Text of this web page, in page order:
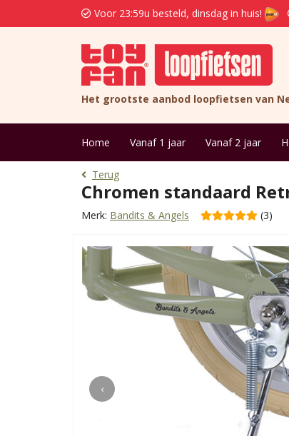
Voor 23:59u besteld, dinsdag in huis!
Het grootste aanbod loopfietsen van
Home Vanaf 1 jaar Vanaf 2 jaar
Terug
Chromen standaard
Merk: Bandits & Angels (3)
‹